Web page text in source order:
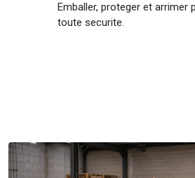
Emballer, proteger et arrimer
toute securite.